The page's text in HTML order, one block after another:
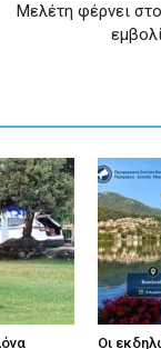
Μελέτη φέρνει
Οι